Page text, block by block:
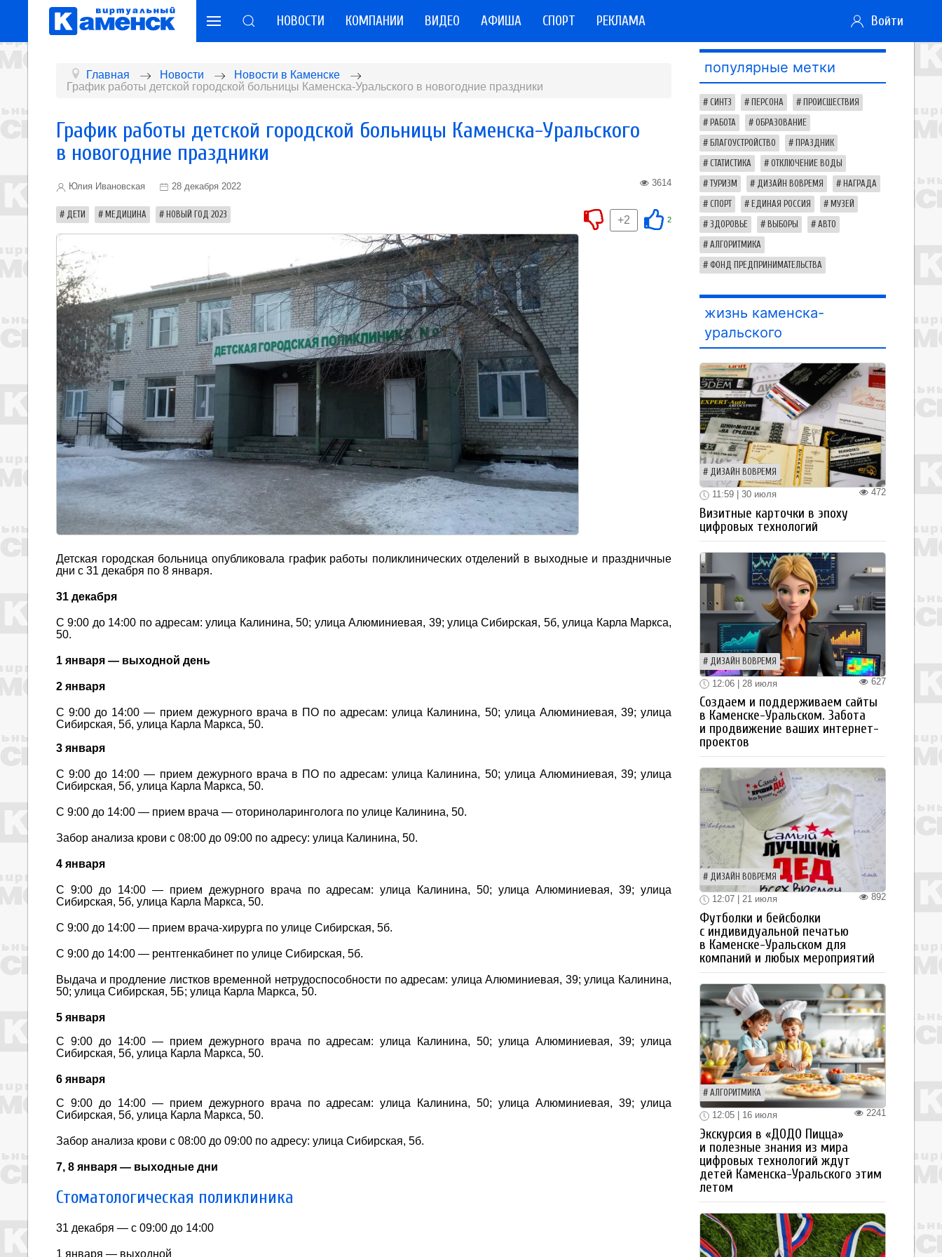
НОВОСТИ КОМПАНИИ ВИДЕО АФИША СПОРТ РЕКЛАМА Войти
Главная Новости
Новости в Каменске
График работы детской городской больницы Каменска-Уральского в новогодние праздники
График работы детской городской больницы Каменска-Уральского
в новогодние праздники
Юлия Ивановская 28 декабря 2022 3614
ДЕТИ МЕДИЦИНА НОВЫЙ ГОД 2023 2
+2
Детская городская больница опубликовала график работы поликлинических отделений в выходные и праздничные
дни с 31 декабря по 8 января.
31 декабря
С 9:00 до 14:00 по адресам: улица Калинина, 50; улица Алюминиевая, 39; улица Сибирская, 5б, улица Карла Маркса,
50.
1 января — выходной день
2 января
С 9:00 до 14:00 — прием дежурного врача в ПО по адресам: улица Калинина, 50; улица Алюминиевая, 39; улица
Сибирская, 5б, улица Карла Маркса, 50.
3 января
С 9:00 до 14:00 — прием дежурного врача в ПО по адресам: улица Калинина, 50; улица Алюминиевая, 39; улица
Сибирская, 5б, улица Карла Маркса, 50.
С 9:00 до 14:00 — прием врача — оториноларинголога по улице Калинина, 50.
Забор анализа крови с 08:00 до 09:00 по адресу: улица Калинина, 50.
4 января
С 9:00 до 14:00 — прием дежурного врача по адресам: улица Калинина, 50; улица Алюминиевая, 39; улица
Сибирская, 5б, улица Карла Маркса, 50.
С 9:00 до 14:00 — прием врача-хирурга по улице Сибирская, 5б.
С 9:00 до 14:00 — рентгенкабинет по улице Сибирская, 5б.
Выдача и продление листков временной нетрудоспособности по адресам: улица Алюминиевая, 39; улица Калинина,
50; улица Сибирская, 5Б; улица Карла Маркса, 50.
5 января
С 9:00 до 14:00 — прием дежурного врача по адресам: улица Калинина, 50; улица Алюминиевая, 39; улица
Сибирская, 5б, улица Карла Маркса, 50.
6 января
С 9:00 до 14:00 — прием дежурного врача по адресам: улица Калинина, 50; улица Алюминиевая, 39; улица
Сибирская, 5б, улица Карла Маркса, 50.
Забор анализа крови с 08:00 до 09:00 по адресу: улица Сибирская, 5б.
7, 8 января — выходные дни
Стоматологическая поликлиника
31 декабря — с 09:00 до 14:00
1 января — выходной
популярные метки
СИНТЗ ПЕРСОНА ПРОИСШЕСТВИЯ
РАБОТА ОБРАЗОВАНИЕ
БЛАГОУСТРОЙСТВО ПРАЗДНИК
СТАТИСТИКА ОТКЛЮЧЕНИЕ ВОДЫ
ТУРИЗМ ДИЗАЙН ВОВРЕМЯ НАГРАДА
СПОРТ ЕДИНАЯ РОССИЯ МУЗЕЙ
ЗДОРОВЬЕ ВЫБОРЫ АВТО
АЛГОРИТМИКА
ФОНД ПРЕДПРИНИМАТЕЛЬСТВА
жизнь каменска-
уральского
ДИЗАЙН ВОВРЕМЯ
472
11:59 | 30 июля
Визитные карточки в эпоху
цифровых технологий
ДИЗАЙН ВОВРЕМЯ
627
12:06 | 28 июля
Создаем и поддерживаем сайты
в Каменске-Уральском. Забота
и продвижение ваших интернет-
проектов
ДИЗАЙН ВОВРЕМЯ
892
12:07 | 21 июля
Футболки и бейсболки
с индивидуальной печатью
в Каменске-Уральском для
компаний и любых мероприятий
АЛГОРИТМИКА
2241
12:05 | 16 июля
Экскурсия в «ДОДО Пицца»
и полезные знания из мира
цифровых технологий ждут
детей Каменска-Уральского этим
летом